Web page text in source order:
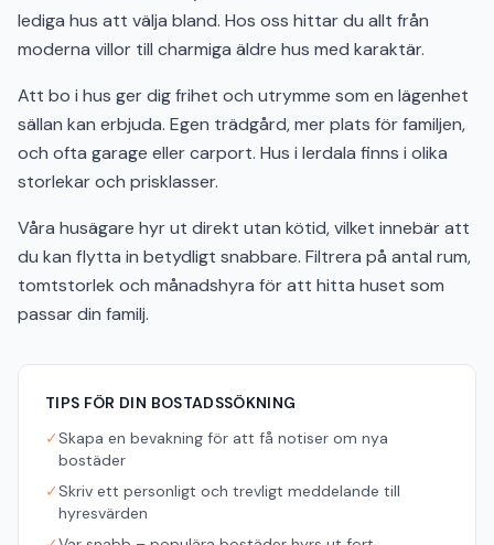
lediga hus att välja bland. Hos oss hittar du allt från
moderna villor till charmiga äldre hus med karaktär.
Att bo i hus ger dig frihet och utrymme som en lägenhet
sällan kan erbjuda. Egen trädgård, mer plats för familjen,
och ofta garage eller carport. Hus i lerdala finns i olika
storlekar och prisklasser.
Våra husägare hyr ut direkt utan kötid, vilket innebär att
du kan flytta in betydligt snabbare. Filtrera på antal rum,
tomtstorlek och månadshyra för att hitta huset som
passar din familj.
TIPS FÖR DIN BOSTADSSÖKNING
✓Skapa en bevakning för att få notiser om nya
bostäder
✓Skriv ett personligt och trevligt meddelande till
hyresvärden